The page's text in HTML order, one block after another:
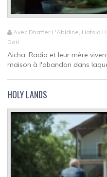
Avec Dhaffer L'Abidine, Hafsia
Dari
Aicha, Radia et leur mère
maison à l'abandon dans
HOLY LANDS